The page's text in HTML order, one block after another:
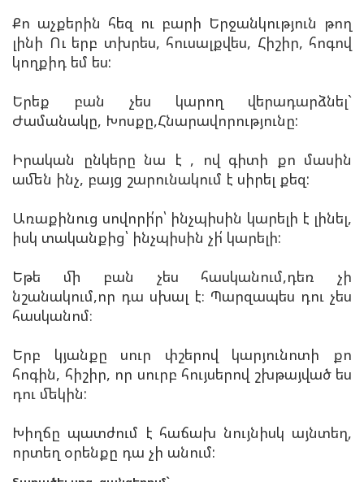
Քո աչքերին հեզ ու բարի Երջանկություն թող
լինի Ու երբ տխրես, հուսալքվես, Հիշիր, հոգով
կողքիդ եմ ես:
Երեք բան չես կարող վերադարձնել`
Ժամանակը, Խոսքը,Հնարավորությունը:
Իրական ընկերը նա է , ով գիտի քո մասին
ամեն ինչ, բայց շարունակում է սիրել քեզ:
Առաքինուց սովորի՛ր՝ ինչպիսին կարելի է լինել,
իսկ տականքից՝ ինչպիսին չի՛ կարելի:
Եթե մի բան չես հասկանում,դեռ չի
նշանակում,որ դա սխալ է։ Պարզապես դու չես
հասկանոմ։
Երբ կյանքը սուր փշերով կարյունոտի քո
հոգին, հիշիր, որ սուրբ հույսերով շխթայված ես
դու մեկին:
Խիղճը պատժում է հաճախ նույնիսկ այնտեղ,
որտեղ օրենքը դա չի անում: